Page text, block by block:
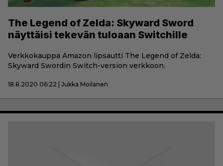
The Legend of Zelda: Skyward Sword
näyttäisi tekevän tuloaan Switchille
Verkkokauppa Amazon lipsautti The Legend of Zelda:
Skyward Swordin Switch-version verkkoon.
18.8.2020 06:22 | Jukka Moilanen